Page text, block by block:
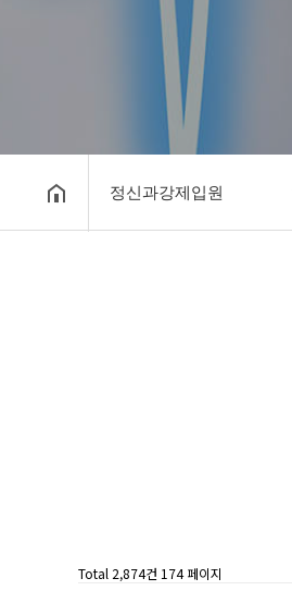
정신과강제입원
Total 2,874건 174 페이지